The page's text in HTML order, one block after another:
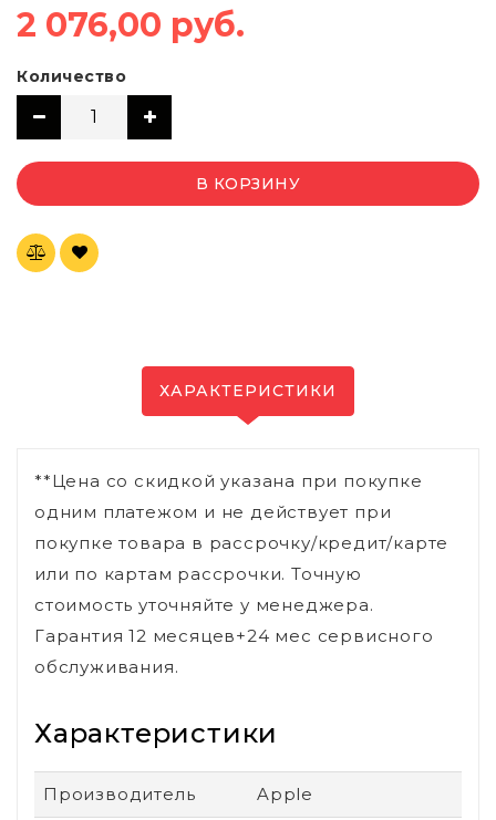
2 076,00 руб.
Количество
В КОРЗИНУ
ХАРАКТЕРИСТИКИ
**Цена со скидкой указана при покупке
одним платежом и не действует при
покупке товара в рассрочку/кредит/карте
или по картам рассрочки. Точную
стоимость уточняйте у менеджера.
Гарантия 12 месяцев+24 мес сервисного
обслуживания.
Характеристики
Производитель Apple